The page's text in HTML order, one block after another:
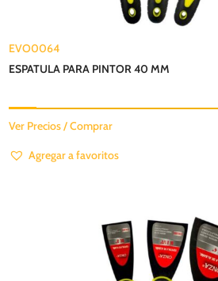
EVO0064
ESPATULA PARA PINTOR 40 MM
Ver Precios / Comprar
Agregar a favoritos